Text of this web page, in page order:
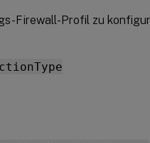
Firewall-Profil zu